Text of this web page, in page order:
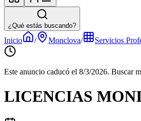
¿Qué estás buscando?
Inicio / Monclova/ Servicios
Este anuncio caducó el 8/3/2026. Buscar
LICENCIAS